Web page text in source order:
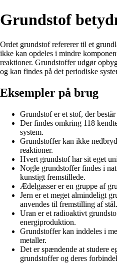
Grundstof
Ordet grundstof refererer til et
ikke kan opdeles i mindre
reaktioner. Grundstoffer udgør
og kan findes på det periodiske
Eksempler på brug
Grundstof er et stof, der
Der findes omkring 118
system.
Grundstoffer kan ikke
reaktioner.
Hvert grundstof har sit eget
Nogle grundstoffer findes i
kunstigt fremstillede.
Ædelgasser er en gruppe af
Jern er et meget almindeligt
anvendes til fremstilling af stål.
Uran er et radioaktivt
energiproduktion.
Grundstoffer kan inddeles i
metaller.
Det er spændende at studere
grundstoffer og deres